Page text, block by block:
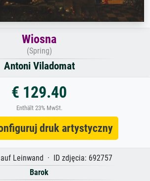
Wiosna
(Spring)
Antoni Viladomat
€ 129.40
Enthält 23% MwSt.
druk artystyczny
Leinwand · ID zdjęcia: 692757
Barok